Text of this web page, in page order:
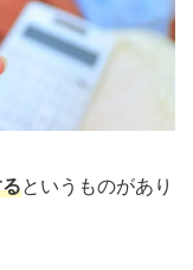
というものがあり